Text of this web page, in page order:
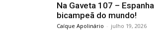
Na Gaveta 107 – Espanha
bicampeã do mundo!
Caíque Apolinário - julho 19, 2026